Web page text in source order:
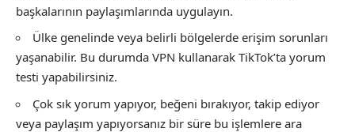
başkalarının paylaşımlarında uygulayın.
Ülke genelinde veya belirli bölgelerde erişim sorunları
yaşanabilir. Bu durumda VPN kullanarak TikTok’ta yorum
testi yapabilirsiniz.
Çok sık yorum yapıyor, beğeni bırakıyor, takip ediyor
veya paylaşım yapıyorsanız bir süre bu işlemlere ara